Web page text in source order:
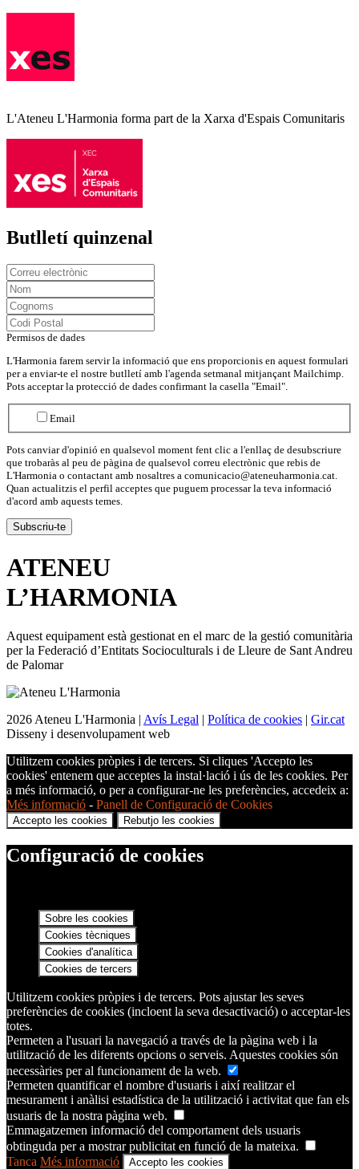
L'Ateneu L'Harmonia forma part de la Xarxa d'Espais Comunitaris
Butlletí quinzenal
Permisos de dades
L'Harmonia farem servir la informació que ens proporcionis en aquest formulari
per a enviar-te el nostre butlletí amb l'agenda setmanal mitjançant Mailchimp.
Pots acceptar la protecció de dades confirmant la casella "Email".
Email
Pots canviar d'opinió en qualsevol moment fent clic a l'enllaç de desubscriure
que trobaràs al peu de pàgina de qualsevol correu electrònic que rebis de
L'Harmonia o contactant amb nosaltres a comunicacio@ateneuharmonia.cat.
Quan actualitzis el perfil acceptes que puguem processar la teva informació
d'acord amb aquests temes.
ATENEU
L’HARMONIA
Aquest equipament està gestionat en el marc de la gestió comunitària
per la Federació d’Entitats Socioculturals i de Lleure de Sant Andreu
de Palomar
2026 Ateneu L'Harmonia | Avís Legal | Política de cookies | Gir.cat
Disseny i desenvolupament web
Utilitzem cookies pròpies i de tercers. Si cliques 'Accepto les
cookies' entenem que acceptes la instal·lació i ús de les cookies. Per
a més informació, o per a configurar-ne les preferències, accedeix a:
Més informació - Panell de Configuració de Cookies
Accepto les cookies Rebutjo les cookies
Configuració de cookies
Sobre les cookies
Cookies tècniques
Cookies d'analítica
Cookies de tercers
Utilitzem cookies pròpies i de tercers. Pots ajustar les seves
preferències de cookies (incloent la seva desactivació) o acceptar-les
totes.
Permeten a l'usuari la navegació a través de la pàgina web i la
utilització de les diferents opcions o serveis. Aquestes cookies són
necessàries per al funcionament de la web.
Permeten quantificar el nombre d'usuaris i així realitzar el
mesurament i anàlisi estadística de la utilització i activitat que fan els
usuaris de la nostra pàgina web.
Emmagatzemen informació del comportament dels usuaris
obtinguda per a mostrar publicitat en funció de la mateixa.
Tanca Més informació Accepto les cookies